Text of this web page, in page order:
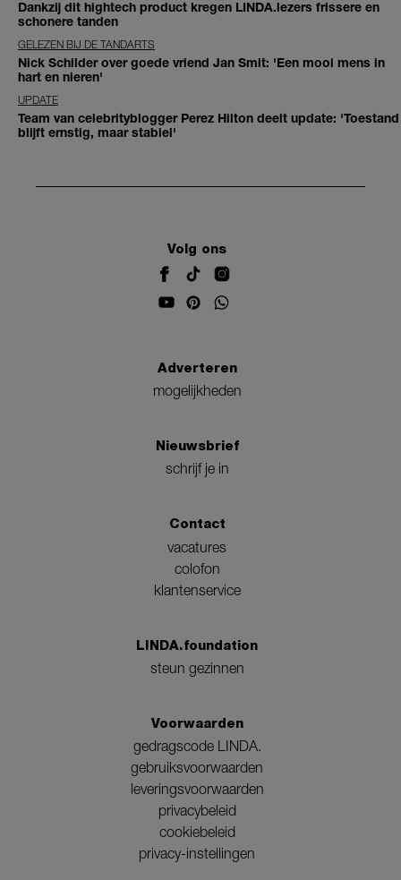
Dankzij dit hightech product kregen LINDA.lezers frissere en
schonere tanden
GELEZEN BIJ DE TANDARTS
Nick Schilder over goede vriend Jan Smit: 'Een mooi mens in
hart en nieren'
UPDATE
Team van celebrityblogger Perez Hilton deelt update: 'Toestand
blijft ernstig, maar stabiel'
Volg ons
Adverteren
mogelijkheden
Nieuwsbrief
schrijf je in
Contact
vacatures
colofon
klantenservice
LINDA.foundation
steun gezinnen
Voorwaarden
gedragscode LINDA.
gebruiksvoorwaarden
leveringsvoorwaarden
privacybeleid
cookiebeleid
privacy-instellingen